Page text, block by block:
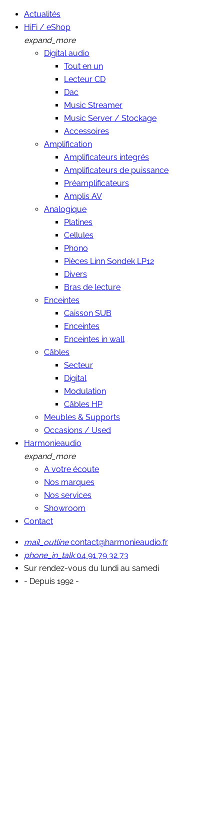
Actualités
HiFi / eShop
expand_more
Digital audio
Tout en un
Lecteur CD
Dac
Music Streamer
Music Server / Stockage
Accessoires
Amplification
Amplificateurs integrés
Amplificateurs de puissance
Préamplificateurs
Amplis AV
Analogique
Platines
Cellules
Phono
Pièces Linn Sondek LP12
Divers
Bras de lecture
Enceintes
Caisson SUB
Enceintes
Enceintes in wall
Câbles
Secteur
Digital
Modulation
Câbles HP
Meubles & Supports
Occasions / Used
Harmonieaudio
expand_more
A votre écoute
Nos marques
Nos services
Showroom
Contact
mail_outline contact@harmonieaudio.fr
phone_in_talk 04 91 79 32 73
Sur rendez-vous du lundi au samedi
- Depuis 1992 -